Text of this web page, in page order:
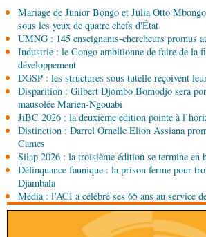
Mariage de Junior Bongo et Julia Otto
sous les yeux de quatre chefs d'État
UMNG : 145 enseignants-chercheurs promus
Industrie : le Congo ambitionne de faire de la
développement
DGSP : les structures sous tutelle reçoivent
Disparition : Gilbert Djombo Bomodjo sera
mausolée Marien-Ngouabi
JiBC 2026 : la deuxième édition pointe à
Distinction : Darrel Ornelle Elion Assiana
Cames
Silap 2026 : la troisième édition se termine en
Délinquance faunique : la prison ferme pour
Djambala
Média : l’ACI a célébré ses 65 ans au service